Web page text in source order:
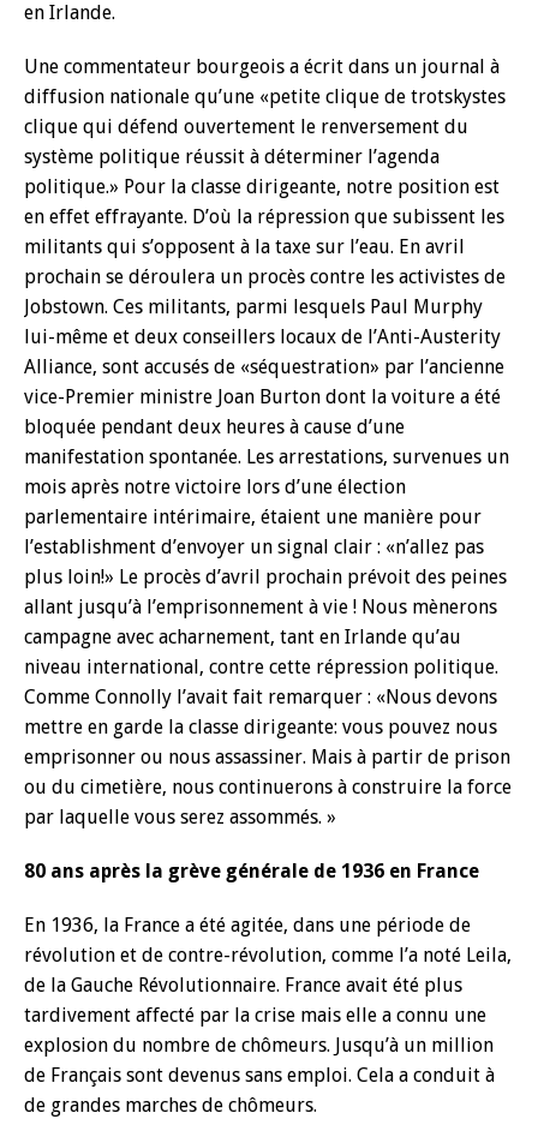
en Irlande.
Une commentateur bourgeois a écrit dans un journal à
diffusion nationale qu’une «petite clique de trotskystes
clique qui défend ouvertement le renversement du
système politique réussit à déterminer l’agenda
politique.» Pour la classe dirigeante, notre position est
en effet effrayante. D’où la répression que subissent les
militants qui s’opposent à la taxe sur l’eau. En avril
prochain se déroulera un procès contre les activistes de
Jobstown. Ces militants, parmi lesquels Paul Murphy
lui-même et deux conseillers locaux de l’Anti-Austerity
Alliance, sont accusés de «séquestration» par l’ancienne
vice-Premier ministre Joan Burton dont la voiture a été
bloquée pendant deux heures à cause d’une
manifestation spontanée. Les arrestations, survenues un
mois après notre victoire lors d’une élection
parlementaire intérimaire, étaient une manière pour
l’establishment d’envoyer un signal clair : «n’allez pas
plus loin!» Le procès d’avril prochain prévoit des peines
allant jusqu’à l’emprisonnement à vie ! Nous mènerons
campagne avec acharnement, tant en Irlande qu’au
niveau international, contre cette répression politique.
Comme Connolly l’avait fait remarquer : «Nous devons
mettre en garde la classe dirigeante: vous pouvez nous
emprisonner ou nous assassiner. Mais à partir de prison
ou du cimetière, nous continuerons à construire la force
par laquelle vous serez assommés. »
80 ans après la grève générale de 1936 en France
En 1936, la France a été agitée, dans une période de
révolution et de contre-révolution, comme l’a noté Leila,
de la Gauche Révolutionnaire. France avait été plus
tardivement affecté par la crise mais elle a connu une
explosion du nombre de chômeurs. Jusqu’à un million
de Français sont devenus sans emploi. Cela a conduit à
de grandes marches de chômeurs.